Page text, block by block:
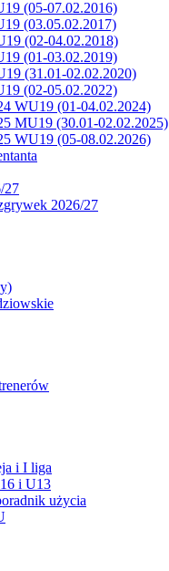
(05-07.02.2016)
(03.05.02.2017)
(02-04.02.2018)
(01-03.02.2019)
(31.01-02.02.2020)
(02-05.02.2022)
WU19 (01-04.02.2024)
MU19 (30.01-02.02.2025)
WU19 (05-08.02.2026)
27
2026/27
i I liga
i U13
użycia